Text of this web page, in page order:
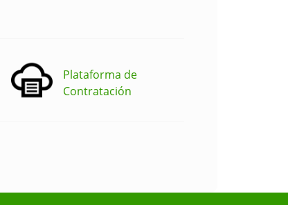
Plataforma de
Contratación